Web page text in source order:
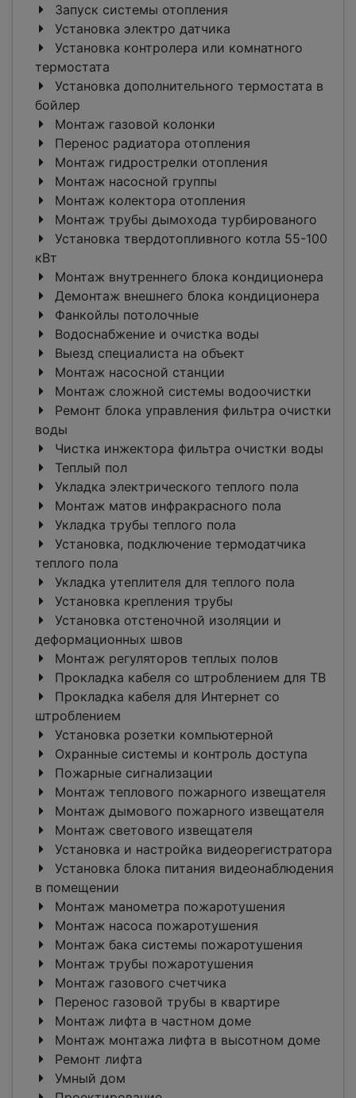
Запуск системы отопления
Установка электро датчика
Установка контролера или комнатного
термостата
Установка дополнительного термостата в
бойлер
Монтаж газовой колонки
Перенос радиатора отопления
Монтаж гидрострелки отопления
Монтаж насосной группы
Монтаж колектора отопления
Монтаж трубы дымохода турбированого
Установка твердотопливного котла 55-100
кВт
Монтаж внутреннего блока кондиционера
Демонтаж внешнего блока кондиционера
Фанкойлы потолочные
Водоснабжение и очистка воды
Выезд специалиста на объект
Монтаж насосной станции
Монтаж сложной системы водоочистки
Ремонт блока управления фильтра очистки
воды
Чистка инжектора фильтра очистки воды
Теплый пол
Укладка электрического теплого пола
Монтаж матов инфракрасного пола
Укладка трубы теплого пола
Установка, подключение термодатчика
теплого пола
Укладка утеплителя для теплого пола
Установка крепления трубы
Установка отстеночной изоляции и
деформационных швов
Монтаж регуляторов теплых полов
Прокладка кабеля со штроблением для ТВ
Прокладка кабеля для Интернет со
штроблением
Установка розетки компьютерной
Охранные системы и контроль доступа
Пожарные сигнализации
Монтаж теплового пожарного извещателя
Монтаж дымового пожарного извещателя
Монтаж светового извещателя
Установка и настройка видеорегистратора
Установка блока питания видеонаблюдения
в помещении
Монтаж манометра пожаротушения
Монтаж насоса пожаротушения
Монтаж бака системы пожаротушения
Монтаж трубы пожаротушения
Монтаж газового счетчика
Перенос газовой трубы в квартире
Монтаж лифта в частном доме
Монтаж монтажа лифта в высотном доме
Ремонт лифта
Умный дом